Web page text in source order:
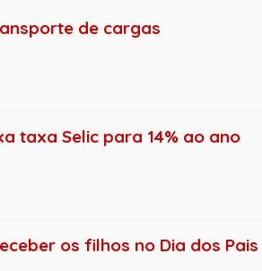
de cargas
taxa Selic para 14% ao ano
os filhos no Dia dos Pais